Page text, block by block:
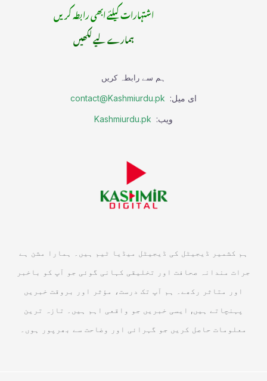
اشتہارات کیلئے ابھی رابطہ کریں
ہمارے لیے لکھیں
ہم سے رابطہ کریں
ای میل: contact@Kashmiurdu.pk
ویب: Kashmiurdu.pk
ہم کشمیر ڈیجیٹل کی ڈیجیٹل میڈیا ٹیم ہیں۔ ہمارا مشن ہے
جرات مندانہ صحافت اور تخلیقی کہانی گوئی جو آپ کو باخبر
اور متاثر رکھے۔ ہم آپ تک درست، مؤثر اور بروقت خبریں
پہنچاتے ہیں, ایسی خبریں جو واقعی اہم ہیں۔ تازہ ترین
معلومات حاصل کریں جو گہرائی اور وضاحت سے بھرپور ہوں۔